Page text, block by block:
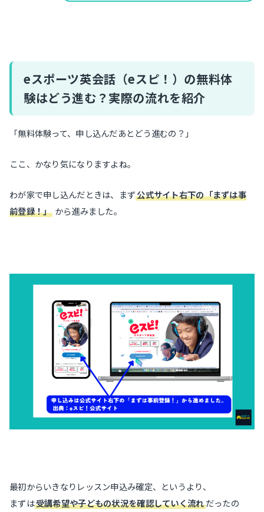
eスポーツ英会話（eスピ！）の無料体
験はどう進む？実際の流れを紹介
「無料体験って、申し込んだあとどう進むの？」
ここ、かなり気になりますよね。
わが家で申し込んだときは、まず公式サイト右下の「まずは事
前登録！」 から進みました。
最初からいきなりレッスン申込み確定、というより、
まずは受講希望や子どもの状況を確認していく流れだったの